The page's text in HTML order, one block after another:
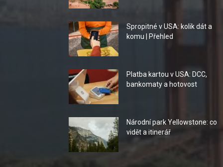
Spropitné v USA: kolik dát a
komu | Přehled
Platba kartou v USA: DCC,
bankomaty a hotovost
Národní park Yellowstone: co
vidět a itinerář